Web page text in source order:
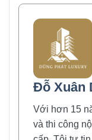
Đỗ Xuân
Với hơn 15
và thi công